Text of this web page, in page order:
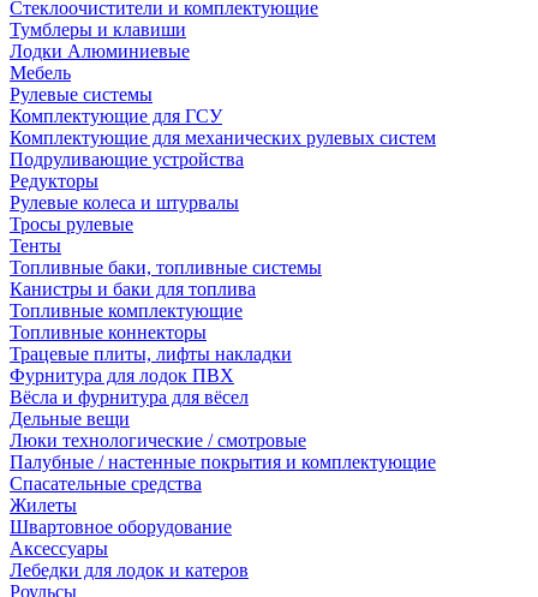
Стеклоочистители и комплектующие
Тумблеры и клавиши
Лодки Алюминиевые
Мебель
Рулевые системы
Комплектующие для ГСУ
Комплектующие для механических рулевых систем
Подруливающие устройства
Редукторы
Рулевые колеса и штурвалы
Тросы рулевые
Тенты
Топливные баки, топливные системы
Канистры и баки для топлива
Топливные комплектующие
Топливные коннекторы
Трацевые плиты, лифты накладки
Фурнитура для лодок ПВХ
Вёсла и фурнитура для вёсел
Дельные вещи
Люки технологические / смотровые
Палубные / настенные покрытия и комплектующие
Спасательные средства
Жилеты
Швартовное оборудование
Аксессуары
Лебедки для лодок и катеров
Роульсы